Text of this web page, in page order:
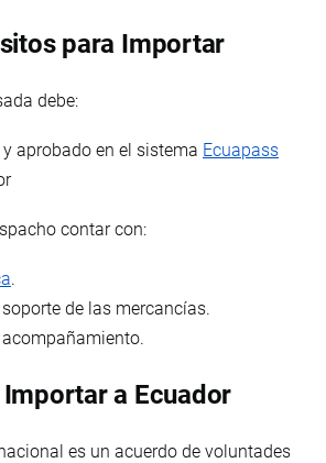
para Importar
debe:
aprobado en el sistema Ecuapass
contar con:
.
de las mercancías.
a Ecuador
es un acuerdo de voluntades